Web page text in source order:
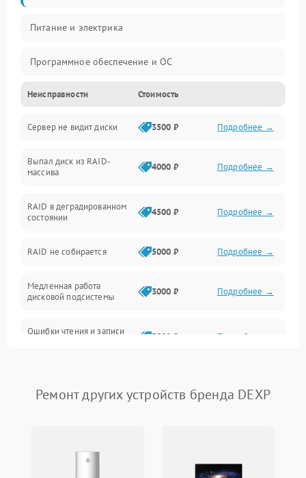
Питание и электрика
Программное обеспечение и ОС
Охлаждение и температура
Материнская плата и процессор
Сеть и коммуникации
Контроллеры и интерфейсы
Виртуализация и сервисы
Программные сбои
Неисправности Стоимость
Сервер не видит диски 3500 ₽ Подробнее →
Выпал диск из RAID-
массива
4000 ₽ Подробнее →
RAID в деградированном
состоянии
4500 ₽ Подробнее →
RAID не собирается 5000 ₽ Подробнее →
Медленная работа
дисковой подсистемы
3000 ₽ Подробнее →
Ошибки чтения и записи
3500 ₽ Подробнее →
Ремонт других устройств бренда DEXP